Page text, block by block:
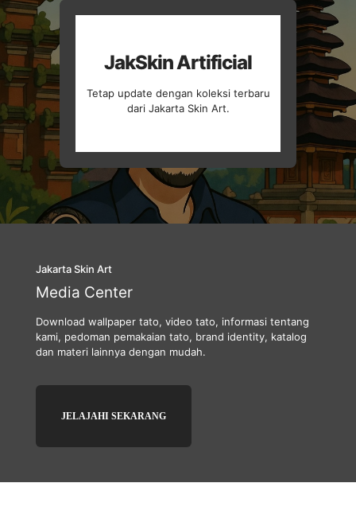
JakSkin Artificial
Tetap update dengan koleksi terbaru
dari Jakarta Skin Art.
Jakarta Skin Art
Media Center
Download wallpaper tato, video tato, informasi tentang
kami, pedoman pemakaian tato, brand identity, katalog
dan materi lainnya dengan mudah.
JELAJAHI SEKARANG